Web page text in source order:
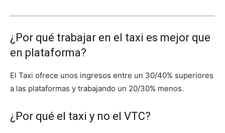
¿Por qué trabajar en el taxi es mejor que
en plataforma?
El Taxi ofrece unos ingresos entre un 30/40% superiores
a las plataformas y trabajando un 20/30% menos.
¿Por qué el taxi y no el VTC?